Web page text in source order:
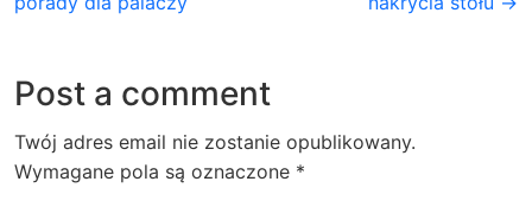
Post a comment
Twój adres email nie zostanie opublikowany.
Wymagane pola są oznaczone *